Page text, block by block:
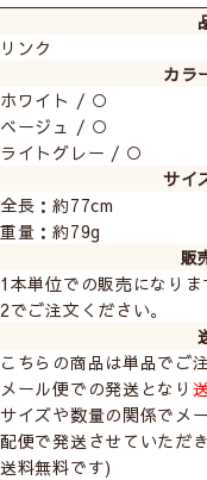
リンク
カラ
ホワイト / ○
ベージュ / ○
ライトグレー / ○
サイ
全長：約77cm
重量：約79g
販
1本単位での販売になり
2でご注文ください。
こちらの商品は単品でご
メール便での発送となり
サイズや数量の関係でメ
配便で発送させていただ
送料無料です)